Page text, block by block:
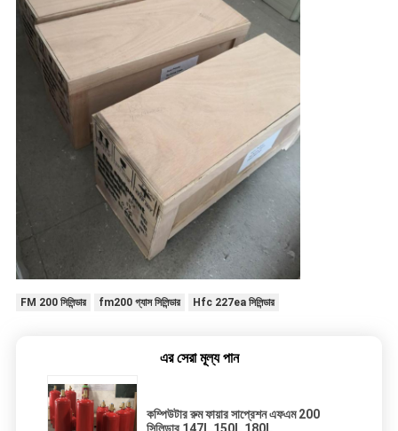
FM 200 সিলিন্ডার fm200 গ্যাস সিলিন্ডার Hfc 227ea সিলিন্ডার
এর সেরা মূল্য পান
কম্পিউটার রুম ফায়ার সাপ্রেশন এফএম 200